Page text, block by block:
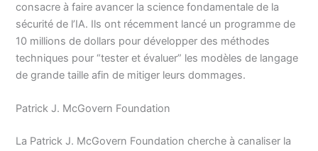
consacre à faire avancer la science fondamentale de la
sécurité de l’IA. Ils ont récemment lancé un programme de
10 millions de dollars pour développer des méthodes
techniques pour “tester et évaluer” les modèles de langage
de grande taille afin de mitiger leurs dommages.
Patrick J. McGovern Foundation
La Patrick J. McGovern Foundation cherche à canaliser la